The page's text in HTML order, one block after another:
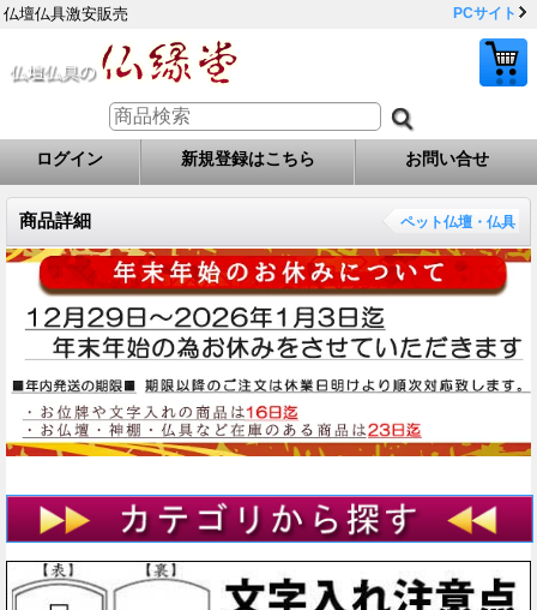
仏壇仏具激安販売 PCサイト
ログイン 新規登録はこちら お問い合せ
商品詳細 ペット仏壇・仏具